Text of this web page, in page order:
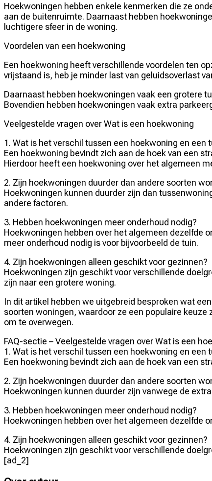
Hoekwoningen hebben enkele kenmerken die ze
aan de buitenruimte. Daarnaast hebben
luchtigere sfeer in de woning.
Voordelen van een hoekwoning
Een hoekwoning heeft verschillende voordelen ten
vrijstaand is, heb je minder last van geluidsoverlast
Daarnaast hebben hoekwoningen vaak een grotere
Bovendien hebben hoekwoningen vaak extra
Veelgestelde vragen over Wat is een hoekwoning
1. Wat is het verschil tussen een hoekwoning en een
Een hoekwoning bevindt zich aan de hoek van een
Hierdoor heeft een hoekwoning over het algemeen
2. Zijn hoekwoningen duurder dan andere soorten
Hoekwoningen kunnen duurder zijn dan
andere factoren.
3. Hebben hoekwoningen meer onderhoud nodig?
Hoekwoningen hebben over het algemeen dezelfde
meer onderhoud nodig is voor bijvoorbeeld de tuin.
4. Zijn hoekwoningen alleen geschikt voor gezinnen?
Hoekwoningen zijn geschikt voor verschillende
zijn naar een grotere woning.
In dit artikel hebben we uitgebreid besproken wat
soorten woningen, waardoor ze een populaire
om te overwegen.
FAQ-sectie – Veelgestelde vragen over Wat is een
1. Wat is het verschil tussen een hoekwoning en een
Een hoekwoning bevindt zich aan de hoek van een
2. Zijn hoekwoningen duurder dan andere soorten
Hoekwoningen kunnen duurder zijn vanwege de
3. Hebben hoekwoningen meer onderhoud nodig?
Hoekwoningen hebben over het algemeen dezelfde
4. Zijn hoekwoningen alleen geschikt voor gezinnen?
Hoekwoningen zijn geschikt voor verschillende
[ad_2]